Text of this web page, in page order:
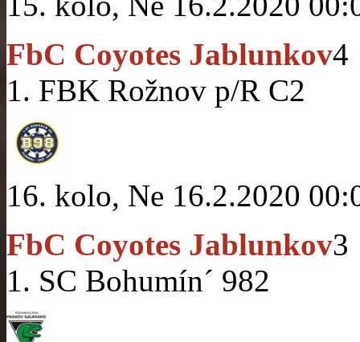
FbC Coyotes Jablunkov4
1. FBK Rožnov p/R C2
16. kolo, Ne 16.2.2020
FbC Coyotes Jablunkov3
1. SC Bohumín´ 982